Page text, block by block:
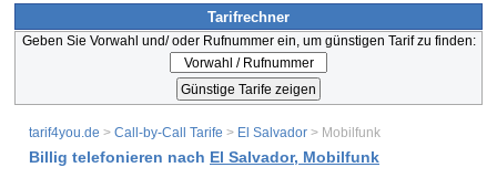
Tarifrechner
Geben Sie Vorwahl und/ oder Rufnummer ein, um günstigen Tarif zu finden:
tarif4you.de > Call-by-Call Tarife > El Salvador > Mobilfunk
Billig telefonieren nach El Salvador, Mobilfunk